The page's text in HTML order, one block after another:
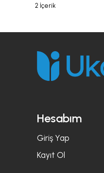
2 İçerik
Hesabım
Giriş Yap
Kayıt Ol